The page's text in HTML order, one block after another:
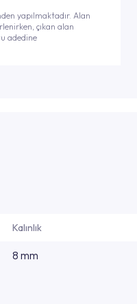
yapılmaktadır. Alan
çıkan alan
adedine
Kalınlık
8 mm